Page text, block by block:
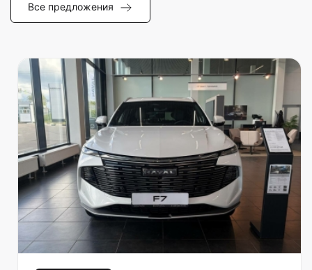
Все предложения